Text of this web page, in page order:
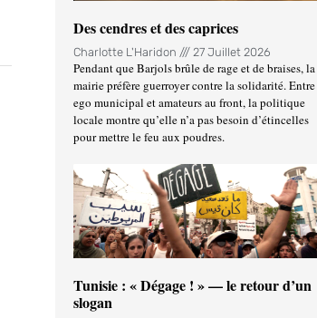
Des cendres et des caprices
Charlotte L'Haridon 27 Juillet 2026
Pendant que Barjols brûle de rage et de braises, la
mairie préfère guerroyer contre la solidarité. Entre
ego municipal et amateurs au front, la politique
locale montre qu’elle n’a pas besoin d’étincelles
pour mettre le feu aux poudres.
Tunisie : « Dégage ! » — le retour d’un
slogan